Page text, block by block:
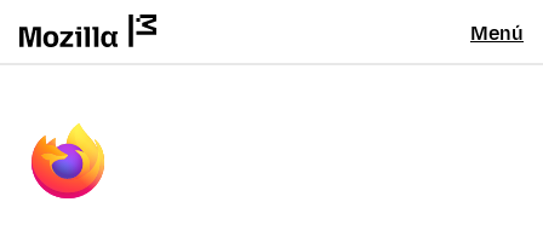
Menú